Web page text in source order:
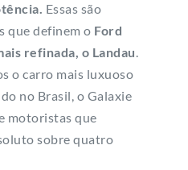
Essas são
que definem o Ford
refinada, o Landau.
o carro mais luxuoso
no Brasil, o Galaxie
motoristas que
sobre quatro